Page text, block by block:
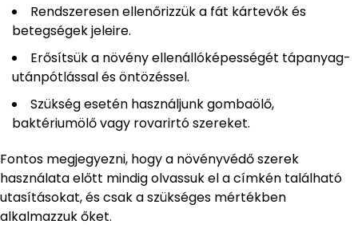
Rendszeresen ellenőrizzük a fát kártevők és
betegségek jeleire.
Erősítsük a növény ellenállóképességét tápanyag-
utánpótlással és öntözéssel.
Szükség esetén használjunk gombaölő,
baktériumölő vagy rovarirtó szereket.
Fontos megjegyezni, hogy a növényvédő szerek
használata előtt mindig olvassuk el a címkén található
utasításokat, és csak a szükséges mértékben
alkalmazzuk őket.